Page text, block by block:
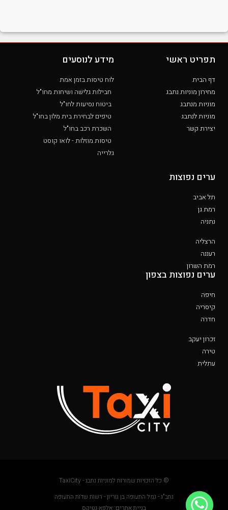
תפריט ראשי
דף הבית
מחירון מוניות נתבג
מוניות מנתבג
מוניות לנתבג
יצירת קשר
מידע לנוסעים
לוח טיסות בזמן אמת
חבילות גלישה ושיחות מחו"ל
ביטוח נסיעות לחו"ל
טיפים לבחירת בית מלון בחו"ל
השכרת רכב בחו"ל
טיסות מוזלות - לואו קוסט
גלרייה
ערים נפוצות
תל אביב
רמת גן
נתניה
הרצליה
רעננה
רמת השרון
ערים נפוצות בצפון
חיפה
קיסריה
חדרה
זכרון יעקב
טירה
עתלית
© כל הזכויות שמורות למוניות נתבג - TaxiCity
נתב"ג - נמל התעופה בן גוריון - רשות שדות התעופה
בניית אתרים: אלפא נטיקס